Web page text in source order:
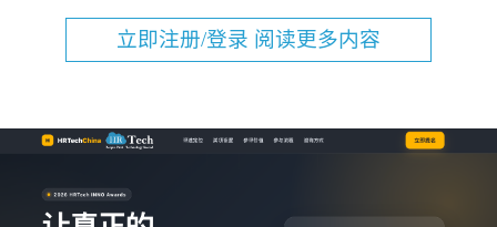
立即注册/登录 阅读更多内容